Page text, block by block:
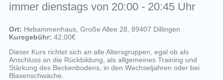
immer dienstags von 20:00 - 20:45 Uhr
Ort: Hebammenhaus, Große Allee 28, 89407 Dillingen
Kursgebühr: 42,00€
Dieser Kurs richtet sich an alle Altersgruppen, egal ob als
Anschluss an die Rückbildung, als allgemeines Training und
Stärkung des Beckenbodens, in den Wechseljahren oder bei
Blasenschwäche.